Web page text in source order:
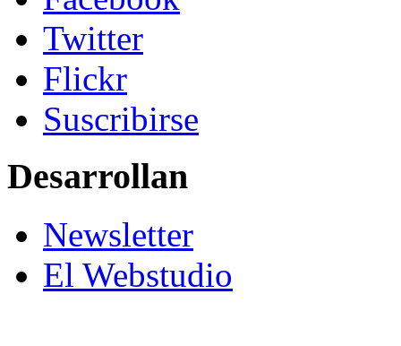
Twitter
Flickr
Suscribirse
Desarrollan
Newsletter
El Webstudio